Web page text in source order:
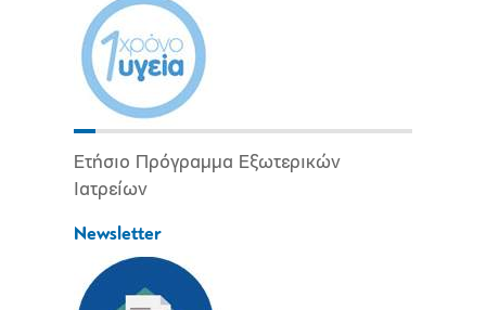
Ετήσιο Πρόγραμμα Εξωτερικών
Ιατρείων
Newsletter